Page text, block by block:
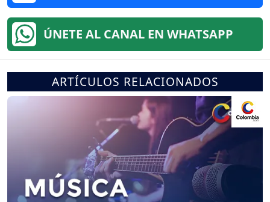
ÚNETE AL CANAL EN WHATSAPP
ARTÍCULOS RELACIONADOS